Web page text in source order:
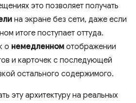
это позволяет получать
на экране без сети, даже если
итоге поступает оттуда.
о немедленном отображении
и карточек с последующей
остального содержимого.
эту архитектуру на реальных